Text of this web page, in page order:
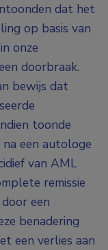
dat het
op basis van
onze
doorbraak.
bewijs dat
toonde
een autologe
van AML
remissie
een
benadering
een verlies aan